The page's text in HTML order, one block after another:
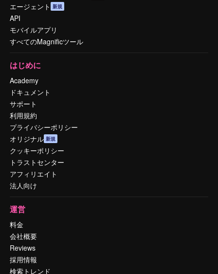
エージェント 新規
API
モバイルアプリ
すべてのMagnificツール
はじめに
Academy
ドキュメント
サポート
利用規約
プライバシーポリシー
オリジナル 新規
クッキーポリシー
トラストセンター
アフィリエイト
法人向け
運営
料金
会社概要
Reviews
採用情報
検索トレンド